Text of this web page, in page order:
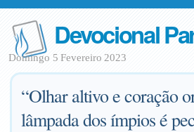
Devocional
Domingo 5 Fevereiro 2023
“Olhar altivo e coração
lâmpada dos ímpios é